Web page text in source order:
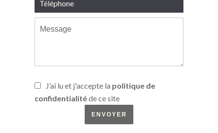
J’ai lu et j'accepte la politique de
confidentialitéde ce site
ENVOYER